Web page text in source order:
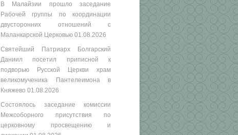
В Малайзии прошло заседание
Рабочей группы по координации
двусторонних отношений с
Маланкарской Церковью 01.08.2026
Святейший Патриарх Болгарский
Даниил посетил приписной к
подворью Русской Церкви храм
великомученика Пантелеимона в
Княжево 01.08.2026
Состоялось заседание комиссии
Межсоборного присутствия по
церковному просвещению и